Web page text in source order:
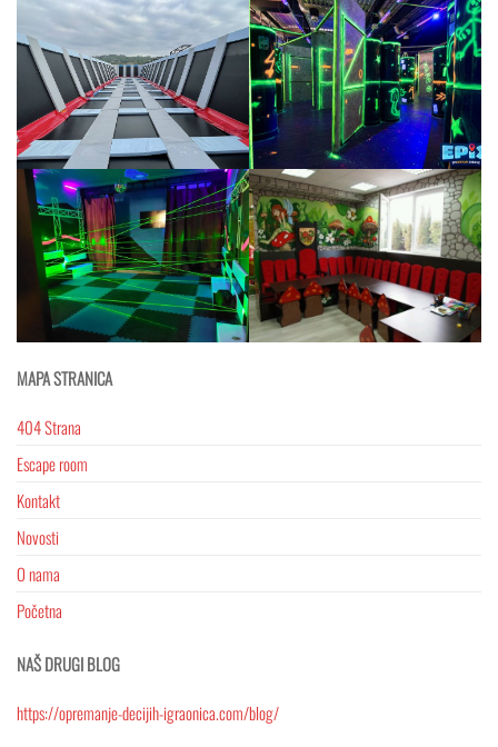
MAPA STRANICA
404 Strana
Escape room
Kontakt
Novosti
O nama
Početna
NAŠ DRUGI BLOG
https://opremanje-decijih-igraonica.com/blog/